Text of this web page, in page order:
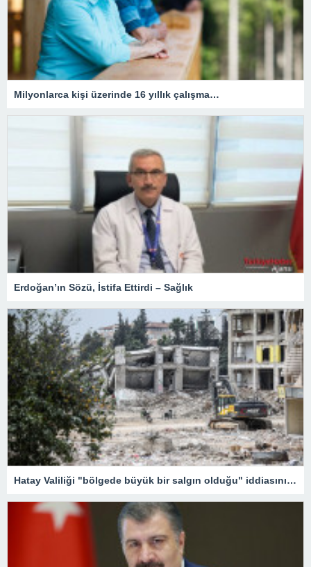
Milyonlarca kişi üzerinde 16 yıllık çalışma…
Erdoğan’ın Sözü, İstifa Ettirdi – Sağlık
Hatay Valiliği "bölgede büyük bir salgın olduğu" iddiasını yalanladı